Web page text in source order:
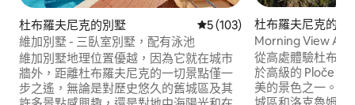
杜布羅夫尼克的別墅 從 103 則評價中獲得 5 的平
5 (103)
維加別墅 - 三臥室別墅，配有泳池
維加別墅地理位置優越，因為它就在城市
牆外，距離杜布羅夫尼克的一切景點僅一
步之遙，無論是對歷史悠久的舊城區及其
杜布羅夫尼克的公
Morning View
車位
從高處體驗杜布羅夫尼克！
於高級的 Ploče 區
美的景色之一。